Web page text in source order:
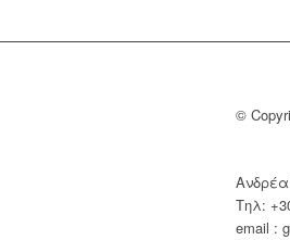
©
Τηλ:
email :